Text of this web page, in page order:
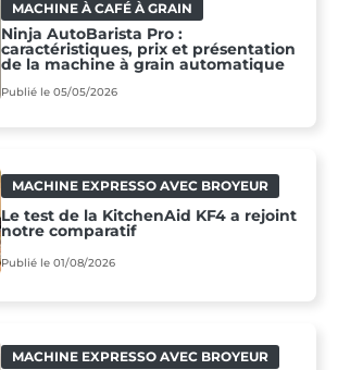
MACHINE À CAFÉ À GRAIN
Ninja AutoBarista Pro :
caractéristiques, prix et présentation
de la machine à grain automatique
Publié le 05/05/2026
MACHINE EXPRESSO AVEC BROYEUR
Le test de la KitchenAid KF4 a rejoint
notre comparatif
Publié le 01/08/2026
MACHINE EXPRESSO AVEC BROYEUR